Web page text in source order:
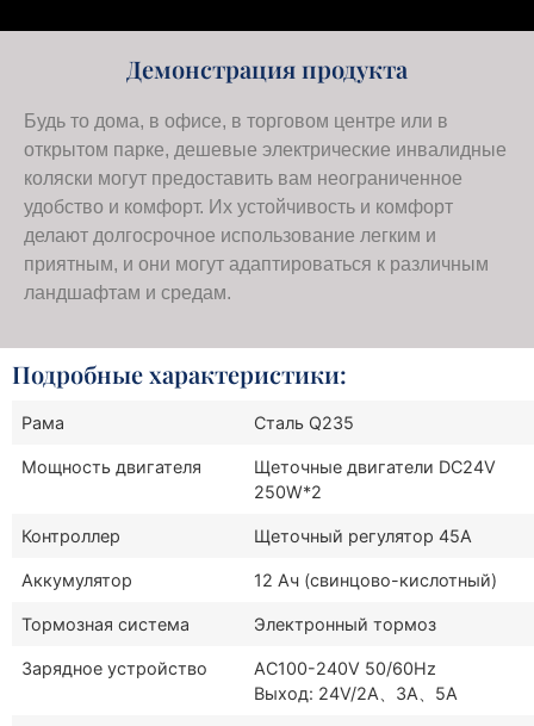
Демонстрация продукта
Будь то дома, в офисе, в торговом центре или в
открытом парке, дешевые электрические инвалидные
коляски могут предоставить вам неограниченное
удобство и комфорт. Их устойчивость и комфорт
делают долгосрочное использование легким и
приятным, и они могут адаптироваться к различным
ландшафтам и средам.
Подробные характеристики:
Рама Сталь Q235
Мощность двигателя
Щеточные двигатели DC24V
250W*2
Контроллер Щеточный регулятор 45A
Аккумулятор 12 Ач (свинцово-кислотный)
Тормозная система Электронный тормоз
Зарядное устройство
AC100-240V 50/60Hz
Выход: 24V/2A、3A、5A